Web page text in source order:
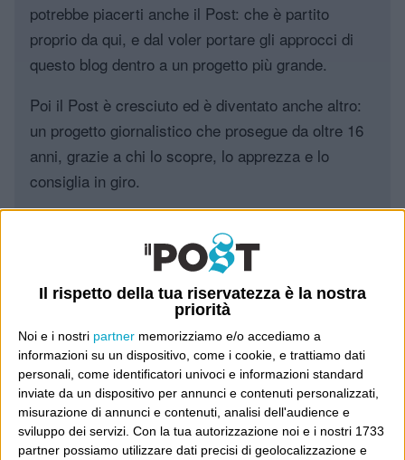
Il rispetto della tua riservatezza è la nostra
priorità
Noi e i nostri partner memorizziamo e/o accediamo a
informazioni su un dispositivo, come i cookie, e trattiamo dati
personali, come identificatori univoci e informazioni standard
inviate da un dispositivo per annunci e contenuti personalizzati,
misurazione di annunci e contenuti, analisi dell'audience e
sviluppo dei servizi. Con la tua autorizzazione noi e i nostri 1733
partner possiamo utilizzare dati precisi di geolocalizzazione e
potrebbe piacerti anche il Post: che è partito
proprio da qui, e dal voler portare gli approcci di
questo blog dentro a un progetto più grande.
Poi il Post è cresciuto ed è diventato anche altro:
un progetto giornalistico che prosegue da oltre 16
anni, grazie a chi lo scopre, lo apprezza e lo
consiglia in giro.
Luca Sofri Wittgenstein
POST PRECEDENTE
Lippi?
POST SUCCESSIVO
Non basta essere vecchi (ovvero:
come ti riduce la politica)